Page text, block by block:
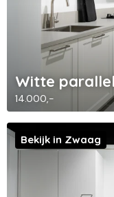
Witte
14.000,-
Bekijk in Zwaag